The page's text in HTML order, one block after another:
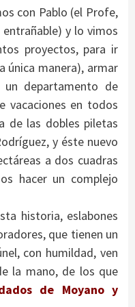
con Pablo (el Profe,
y lo vimos
proyectos, para ir
única manera), armar
departamento de
vacaciones en todos
de las dobles piletas
y éste nuevo
a dos cuadras
hacer un complejo
historia, eslabones
que tienen un
con humildad, ven
la mano, de los que
de Moyano y